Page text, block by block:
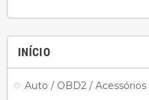
INÍCIO
Auto / OBD2 / Acessórios